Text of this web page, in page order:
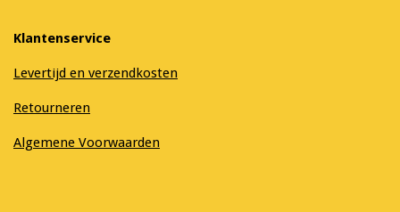
Klantenservice
Levertijd en verzendkosten
Retourneren
Algemene Voorwaarden